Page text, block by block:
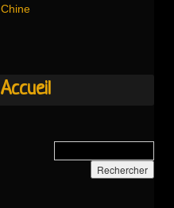
Chine
Accueil